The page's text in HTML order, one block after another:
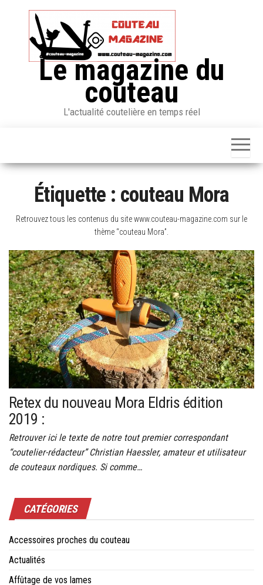
Le magazine du
couteau
L'actualité coutelière en temps réel
Étiquette : couteau Mora
Retrouvez tous les contenus du site www.couteau-magazine.com sur le
thème “couteau Mora”.
Retex du nouveau Mora Eldris édition
2019 :
Retrouver ici le texte de notre tout premier correspondant
“coutelier-rédacteur” Christian Haessler, amateur et utilisateur
de couteaux nordiques. Si comme…
CATÉGORIES
Accessoires proches du couteau
Actualités
Affûtage de vos lames